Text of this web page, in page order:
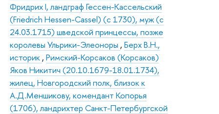
Фридрих I, ландграф Гессен-Кассельский
(Friedrich Hessen-Cassel) (с 1730), муж (с
24.03.1715) шведской принцессы, позже
королевы Ульрики-Элеоноры , Берх В.Н.,
историк , Римский-Корсаков (Корсаков)
Яков Никитич (20.10.1679-18.01.1734),
жилец, Новгородский полк, близок к
А.Д.Меншикову, комендант Копорья
(1706), ландрихтер Санкт-Петербургской